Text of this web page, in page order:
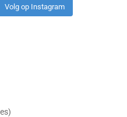
Volg op Instagram